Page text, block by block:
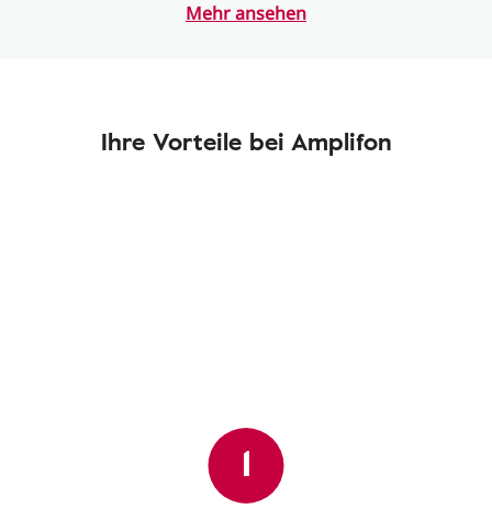
Mehr ansehen
Ihre Vorteile bei Amplifon
1